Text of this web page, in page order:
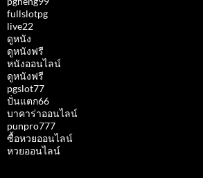
fullslotpg
live22
ดูหนัง
ดูหนังฟรี
หนังออนไลน์
ดูหนังฟรี
pgslot77
ปั่นแตก66
บาคาร่าออนไลน์
punpro777
ซื้อหวยออนไลน์
หวยออนไลน์